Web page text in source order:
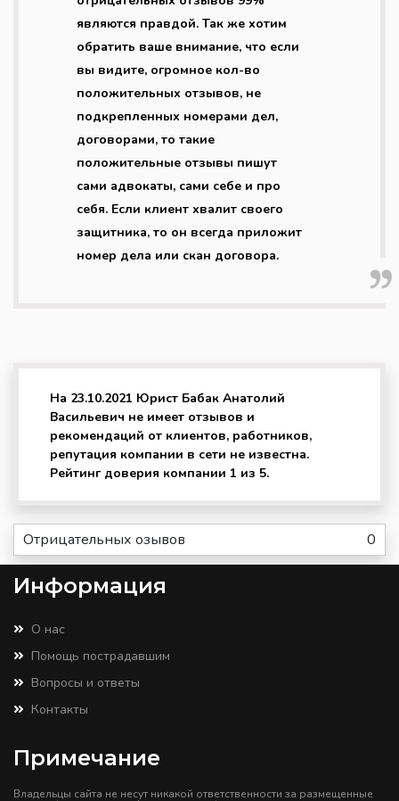
являются правдой. Так же хотим
обратить ваше внимание, что если
вы видите, огромное кол-во
положительных отзывов, не
подкрепленных номерами дел,
договорами, то такие
положительные отзывы пишут
сами адвокаты, сами себе и про
себя. Если клиент хвалит своего
защитника, то он всегда приложит
номер дела или скан договора.
На 23.10.2021 Юрист Бабак Анатолий
Васильевич не имеет отзывов и
рекомендаций от клиентов, работников,
репутация компании в сети не известна.
Рейтинг доверия компании 1 из 5.
Отрицательных озывов 0
Информация
О нас
Помощь пострадавшим
Вопросы и ответы
Контакты
Примечание
Владельцы сайта не несут никакой ответственности за размещенные